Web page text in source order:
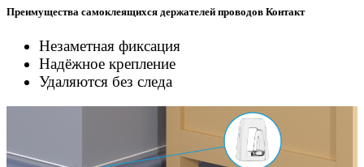
Преимущества самоклеящихся держателей проводов Контакт
Незаметная фиксация
Надёжное крепление
Удаляются без следа